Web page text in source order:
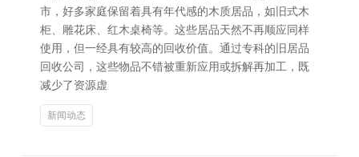
市，好多家庭保留着具有年代感的木质居品，如旧式木
柜、雕花床、红木桌椅等。这些居品天然不再顺应同样
使用，但一经具有较高的回收价值。通过专科的旧居品
回收公司，这些物品不错被重新应用或拆解再加工，既
减少了资源虚
新闻动态